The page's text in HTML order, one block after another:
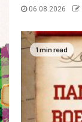
06.08.2026
1 min read